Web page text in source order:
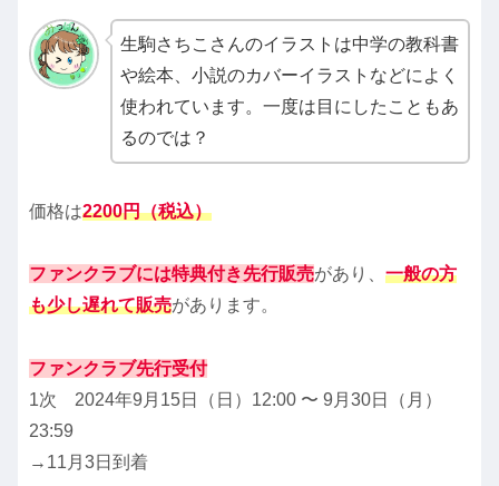
生駒さちこさんのイラストは中学の教科書
や絵本、小説のカバーイラストなどによく
使われています。一度は目にしたこともあ
るのでは？
価格は2200円（税込）
ファンクラブには特典付き先行販売があり、 一般の方
も少し遅れて販売があります。
ファンクラブ先行受付
1次 2024年9月15日（日）12:00 〜 9月30日（月）
23:59
→11月3日到着